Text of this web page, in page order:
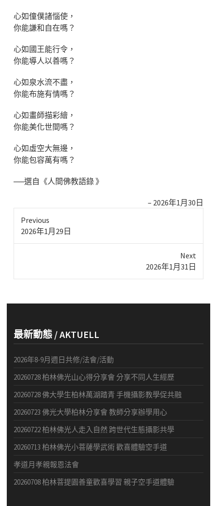
心如僮僕諸惱使，
你能謙和自在嗎？
心如國王能行令，
你能導人以善嗎？
心如泉水流不盡，
你能布施有情嗎？
心如畫師描彩繪，
你能美化世間嗎？
心如虛空大無邊，
你能包容萬有嗎？
──選自《人間佛教語錄 》
2026年1月30日
Previous
Previous
2026年1月29日
Next
2026年1月31日
最新動態 / AKTUELL
2026年8-9月週日共修/法會/活動
20260728 柏林佛光山心得分享會 分享不同人生經歷
20260728 佛大學生柏林萬湖踏青 手機攝影教學促共融
20260723 佛光大學柏林分享會 教師分享辦學用心
20260722 柏林佛光人走入自然 跨世代生態攝影共學
20260713 柏林佛光小菩薩學武術 歡喜體驗空手道
孝道月孝親報恩法會
20260708 柏林菩提園善童歡喜學習 親子空手道體驗